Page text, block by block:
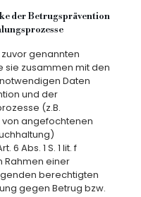
der Betrugsprävention
genannten
sie zusammen mit den
Daten
und der
(z.B.
von angefochtenen
Abs. 1 S. 1 lit. f
Rahmen einer
berechtigten
gegen Betrug bzw.